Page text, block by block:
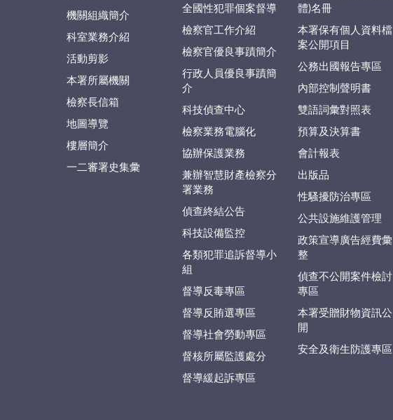
機關組織簡介
科室業務介紹
活動剪影
本署所屬機關
檢察長信箱
地圖導覽
樓層簡介
一二審署史集彙
全國性犯罪個案督導
檢察官工作介紹
檢察官優良事蹟簡介
行政人員優良事蹟簡
介
科技偵查中心
檢察業務電腦化
協辦保護業務
兼辦智慧財產檢察分
署業務
偵查終結公告
科技設備監控
各類犯罪追訴督導小
組
督導反毒專區
督導反賄選專區
督導社會勞動專區
督核所屬監護處分
督導緩起訴專區
體)名冊
本署保有個人資料檔
案公開項目
公務出國報告專區
內部控制聲明書
雙語詞彙對照表
預算及決算書
會計報表
出版品
性騷擾防治專區
公共設施維護管理
政策宣導廣告經費彙
整
偵查不公開案件檢討
專區
本署受贈財物資訊公
開
安全及衛生防護專區